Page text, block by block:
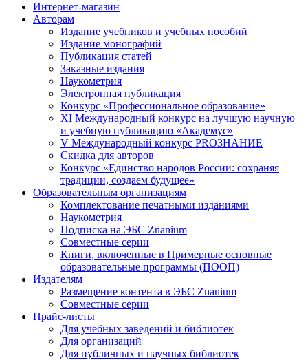
Интернет-магазин
Авторам
Издание учебников и учебных пособий
Издание монографий
Публикация статей
Заказные издания
Наукометрия
Электронная публикация
Конкурс «Профессиональное образование»
XI Международный конкурс на лучшую научную
и учебную публикацию «Академус»
V Международный конкурс PROЗНАНИЕ
Скидка для авторов
Конкурс «Единство народов России: сохраняя
традиции, создаем будущее»
Образовательным организациям
Комплектование печатными изданиями
Наукометрия
Подписка на ЭБС Znanium
Совместные серии
Книги, включенные в Примерные основные
образовательные программы (ПООП)
Издателям
Размещение контента в ЭБС Znanium
Совместные серии
Прайс-листы
Для учебных заведений и библиотек
Для организаций
Для публичных и научных библиотек